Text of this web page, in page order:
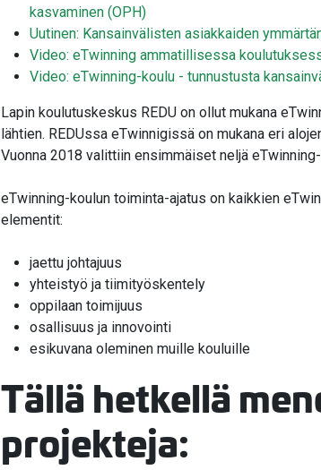
kasvaminen (OPH)
Uutinen: Kansainvälisten asiakkaiden
Video: eTwinning ammatillisessa
Video: eTwinning-koulu - tunnustusta
Lapin koulutuskeskus REDU on ollut mukana
lähtien. REDUssa eTwinnigissä on mukana eri
Vuonna 2018 valittiin ensimmäiset neljä
eTwinning-koulun toiminta-ajatus on kaikkien
elementit:
jaettu johtajuus
yhteistyö ja tiimityöskentely
oppilaan toimijuus
osallisuus ja innovointi
esikuvana oleminen muille kouluille
Tällä hetkellä
projekteja: